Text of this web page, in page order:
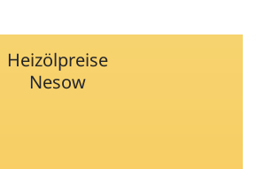
Heizölpreise
Nesow